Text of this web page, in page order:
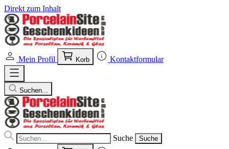
Direkt zum Inhalt
Mein Profil Korb Kontaktformular
Suchen...
Suche Suche